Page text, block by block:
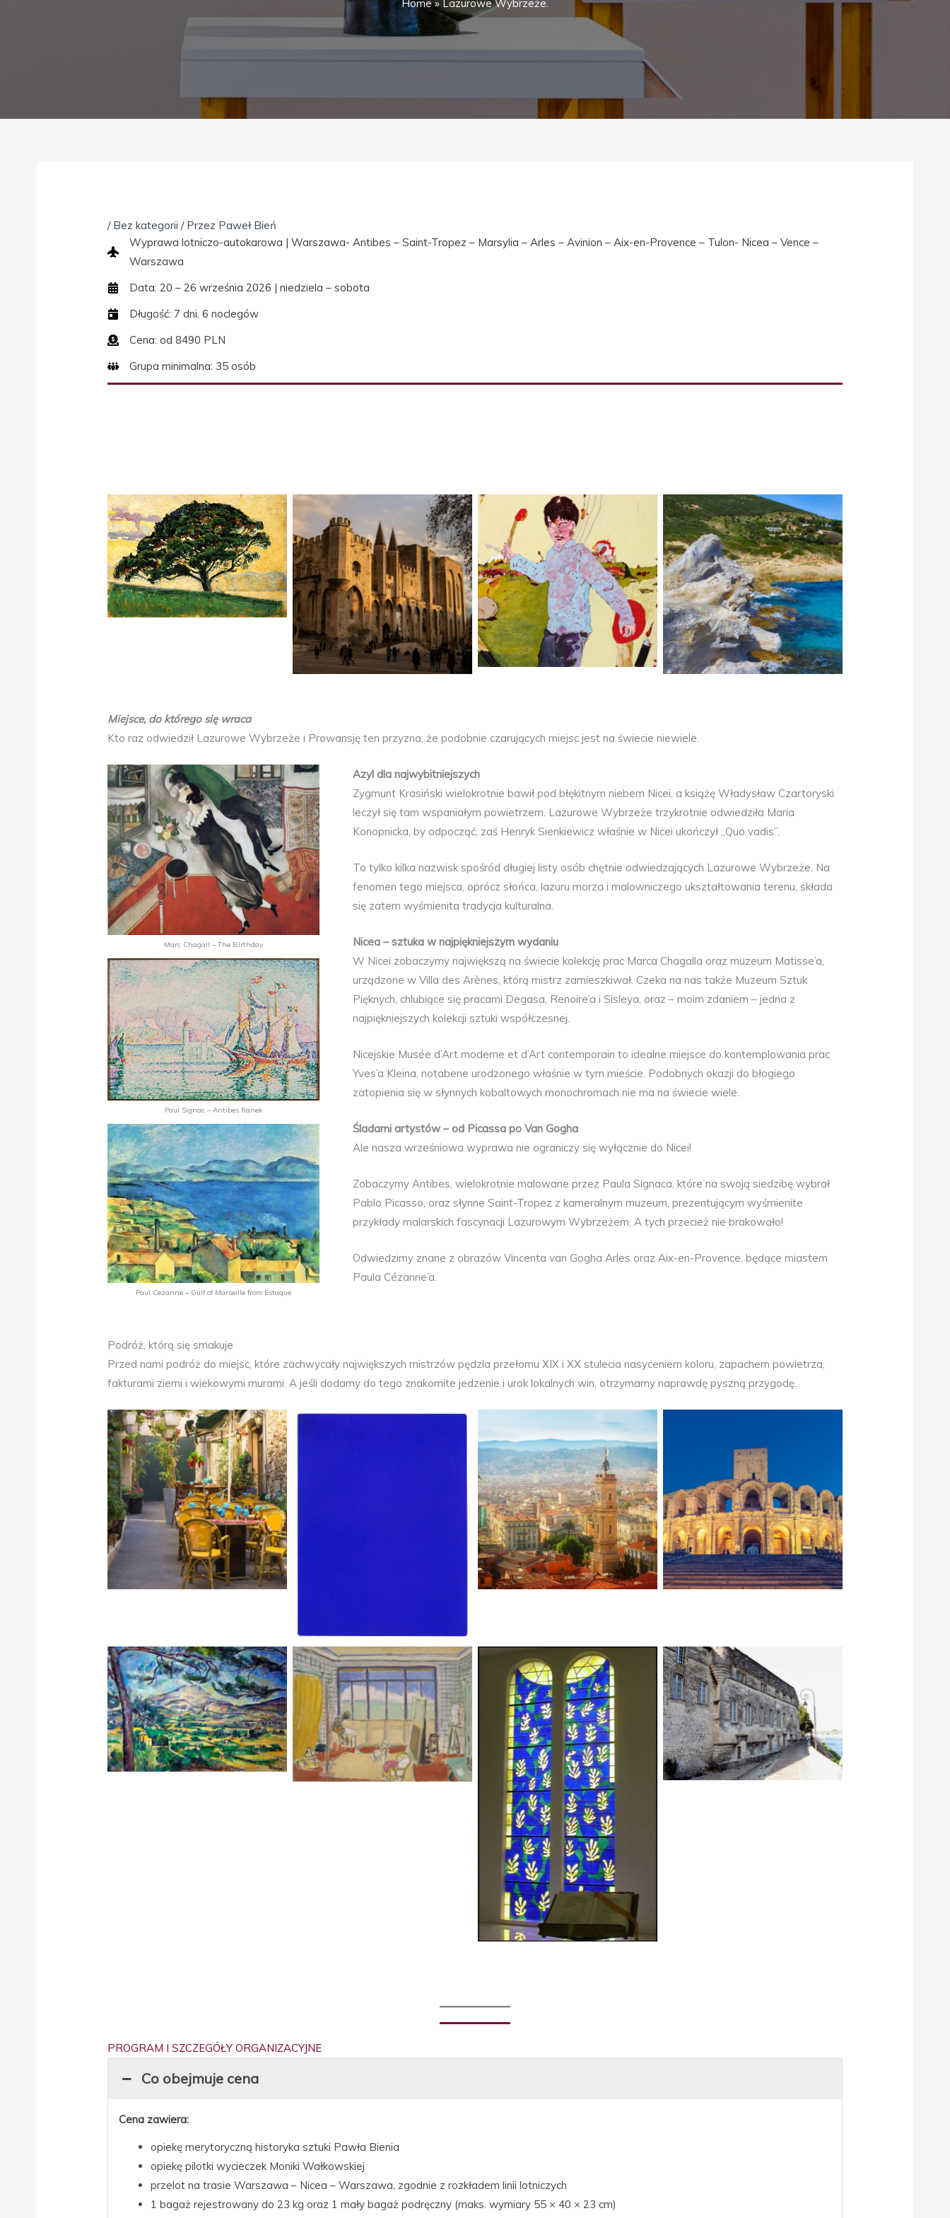
Home » Lazurowe Wybrzeże.
/ Bez kategorii / Przez Paweł Bień
Wyprawa lotniczo-autokarowa | Warszawa- Antibes – Saint-Tropez – Marsylia – Arles – Avinion – Aix-en-Provence – Tulon- Nicea – Vence –
Warszawa
Data: 20 – 26 września 2026 | niedziela – sobota
Długość: 7 dni, 6 noclegów
Cena: od 8490 PLN
Grupa minimalna: 35 osób
Paul Signac – Le Pin Saint Tropez
Pałac papieski w Awinionie
Philippe Perrot – La fête des
pères
Saint-Tropez
Miejsce, do którego się wraca
Kto raz odwiedził Lazurowe Wybrzeże i Prowansję ten przyzna, że podobnie czarujących miejsc jest na świecie niewiele.
Marc Chagall – The Birthday
Paul Signac – Antibes Ranek
Paul Cezanne – Gulf of Marseille from Estaque
Azyl dla najwybitniejszych
Zygmunt Krasiński wielokrotnie bawił pod błękitnym niebem Nicei, a książę Władysław Czartoryski
leczył się tam wspaniałym powietrzem. Lazurowe Wybrzeże trzykrotnie odwiedziła Maria
Konopnicka, by odpocząć, zaś Henryk Sienkiewicz właśnie w Nicei ukończył „Quo vadis”.
To tylko kilka nazwisk spośród długiej listy osób chętnie odwiedzających Lazurowe Wybrzeże. Na
fenomen tego miejsca, oprócz słońca, lazuru morza i malowniczego ukształtowania terenu, składa
się zatem wyśmienita tradycja kulturalna.
Nicea – sztuka w najpiękniejszym wydaniu
W Nicei zobaczymy największą na świecie kolekcję prac Marca Chagalla oraz muzeum Matisse’a,
urządzone w Villa des Arènes, którą mistrz zamieszkiwał. Czeka na nas także Muzeum Sztuk
Pięknych, chlubiące się pracami Degasa, Renoire’a i Sisleya, oraz – moim zdaniem – jedna z
najpiękniejszych kolekcji sztuki współczesnej.
Nicejskie Musée d’Art moderne et d’Art contemporain to idealne miejsce do kontemplowania prac
Yves’a Kleina, notabene urodzonego właśnie w tym mieście. Podobnych okazji do błogiego
zatopienia się w słynnych kobaltowych monochromach nie ma na świecie wiele.
Śladami artystów – od Picassa po Van Gogha
Ale nasza wrześniowa wyprawa nie ograniczy się wyłącznie do Nicei!
Zobaczymy Antibes, wielokrotnie malowane przez Paula Signaca, które na swoją siedzibę wybrał
Pablo Picasso, oraz słynne Saint-Tropez z kameralnym muzeum, prezentującym wyśmienite
przykłady malarskich fascynacji Lazurowym Wybrzeżem. A tych przecież nie brakowało!
Odwiedzimy znane z obrazów Vincenta van Gogha Arles oraz Aix-en-Provence, będące miastem
Paula Cézanne’a.
Podróż, którą się smakuje
Przed nami podróż do miejsc, które zachwycały największych mistrzów pędzla przełomu XIX i XX stulecia nasyceniem koloru, zapachem powietrza,
fakturami ziemi i wiekowymi murami. A jeśli dodamy do tego znakomite jedzenie i urok lokalnych win, otrzymamy naprawdę pyszną przygodę.
Aix en Provence
Nicea Amfiteatr w Arles
Paul Cezanne – Sainte-Victoire
Henri Matisse’a – Wnętrze
pracowni w Nicei
Chapelle Matisse, foto- Monica
Arellano-Ongpin, CC BY 2.0
Arles, Musée Réattu
PROGRAM I SZCZEGÓŁY ORGANIZACYJNE
Co obejmuje cena
Cena zawiera:
opiekę merytoryczną historyka sztuki Pawła Bienia
opiekę pilotki wycieczek Moniki Wałkowskiej
przelot na trasie Warszawa – Nicea – Warszawa, zgodnie z rozkładem linii lotniczych
1 bagaż rejestrowany do 23 kg oraz 1 mały bagaż podręczny (maks. wymiary 55 × 40 × 23 cm)